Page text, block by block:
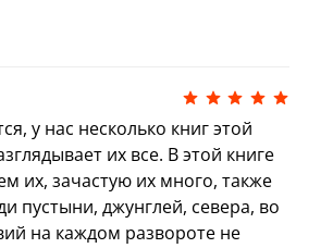
у нас несколько книг этой
их все. В этой книге
их, зачастую их много, также
пустыни, джунглей, севера, во
на каждом развороте не